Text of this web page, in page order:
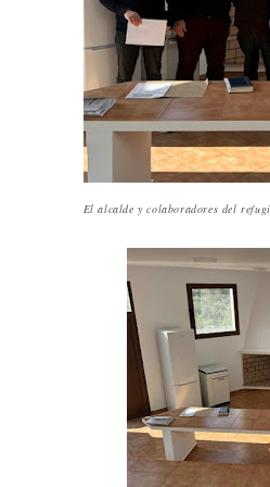
El alcalde y colaboradores del